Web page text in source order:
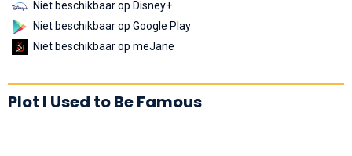
Niet beschikbaar op Disney+
Niet beschikbaar op Google Play
Niet beschikbaar op meJane
Plot I Used to Be Famous